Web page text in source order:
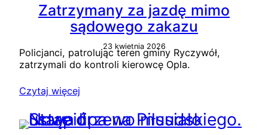
Zatrzymany za jazdę mimo
sądowego zakazu
23 kwietnia 2026
Policjanci, patrolując teren gminy Ryczywół,
zatrzymali do kontroli kierowcę Opla.
Czytaj więcej